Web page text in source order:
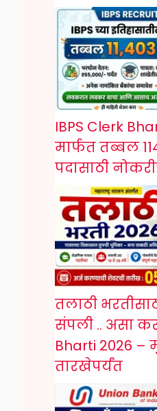
IBPS Clerk
मार्फत तब्बल
पदासाठी
तलाठी
संपली .. असा
Bharti 2026 –
तारखेपर्यंत